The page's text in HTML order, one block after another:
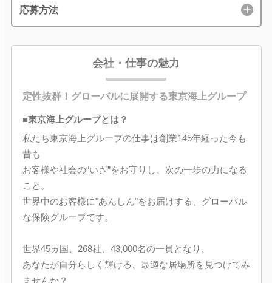
応募方法
会社・仕事の魅力
定性抜群！グローバルに展開する東京海上グループ
■東京海上グループとは？
私たち東京海上グループの仕事は創業145年経った今も
昔も
お客様や社会の“いざ”をお守りし、次の一歩の力になる
こと。
世界中のお客様に"あんしん"をお届けする、グローバル
な保険グループです。
世界45ヵ国、268社、43,000名の一員となり、
あなたが自分らしく輝ける、最適な居場所を見つけてみ
ませんか？